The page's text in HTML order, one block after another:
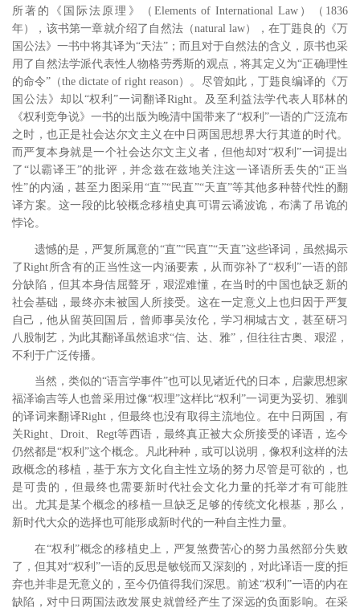
所著的《国际法原理》（Elements of International Law）（1836
年），该书第一章就介绍了自然法（natural law），在丁韪良的《万
国公法》一书中将其译为“天法”；而且对于自然法的含义，原书也采
用了自然法学派代表性人物格劳秀斯的观点，将其定义为“正确理性
的命令”（the dictate of right reason）。 尽管如此，丁韪良编译的《万
国公法》却以“权利”一词翻译Right。及至利益法学代表人耶林的
《权利竞争说》一书的出版为晚清中国带来了“权利”一语的广泛流布
之时，也正是社会达尔文主义在中日两国思想界大行其道的时代。
而严复本身就是一个社会达尔文主义者， 但他却对“权利”一词提出
了“以霸译王”的批评，并念兹在兹地关注这一译语所丢失的“正当
性”的内涵，甚至力图采用“直”“民直”“天直”等其他多种替代性的翻
译方案。这一段的比较概念移植史真可谓云谲波诡，布满了吊诡的
悖论。
遗憾的是，严复所属意的“直”“民直”“天直”这些译词，虽然揭示
了Right所含有的正当性这一内涵要素，从而弥补了“权利”一语的部
分缺陷，但其本身佶屈聱牙，艰涩难懂，在当时的中国也缺乏新的
社会基础，最终亦未被国人所接受。这在一定意义上也归因于严复
自己，他从留英回国后，曾师事吴汝伦，学习桐城古文，甚至研习
八股制艺， 为此其翻译虽然追求“信、达、雅”，但往往古奥、艰涩，
不利于广泛传播。
当然，类似的“语言学事件”也可以见诸近代的日本，启蒙思想家
福泽谕吉等人也曾采用过像“权理”这样比“权利”一词更为妥切、雅驯
的译词来翻译Right，但最终也没有取得主流地位。 在中日两国，有
关Right、Droit、Regt等西语，最终真正被大众所接受的译语，迄今
仍然都是“权利”这个概念。凡此种种，或可以说明，像权利这样的法
政概念的移植，基于东方文化自主性立场的努力尽管是可欲的，也
是可贵的，但最终也需要新时代社会文化力量的托举才有可能胜
出。尤其是某个概念的移植一旦缺乏足够的传统文化根基，那么，
新时代大众的选择也可能形成新时代的一种自主性力量。
在“权利”概念的移植史上，严复煞费苦心的努力虽然部分失败
了，但其对“权利”一语的反思是敏锐而又深刻的，对此译语一度的拒
弃也并非是无意义的，至今仍值得我们深思。前述“权利”一语的内在
缺陷，对中日两国法政发展史就曾经产生了深远的负面影响。在采